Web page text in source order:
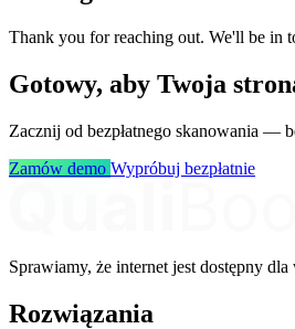
Thank you for reaching out. We'll be in
Gotowy, aby Twoja
Zacznij od bezpłatnego skanowania —
Zamów demo Wypróbuj bezpłatnie
Sprawiamy, że internet jest dostępny dla
Rozwiązania